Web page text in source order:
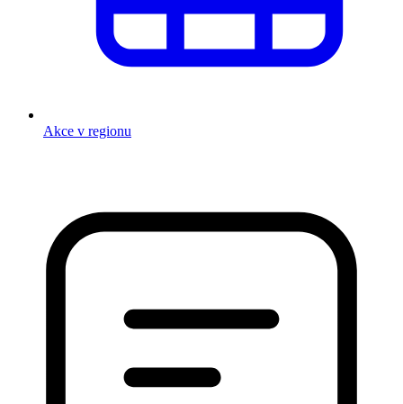
Akce v regionu